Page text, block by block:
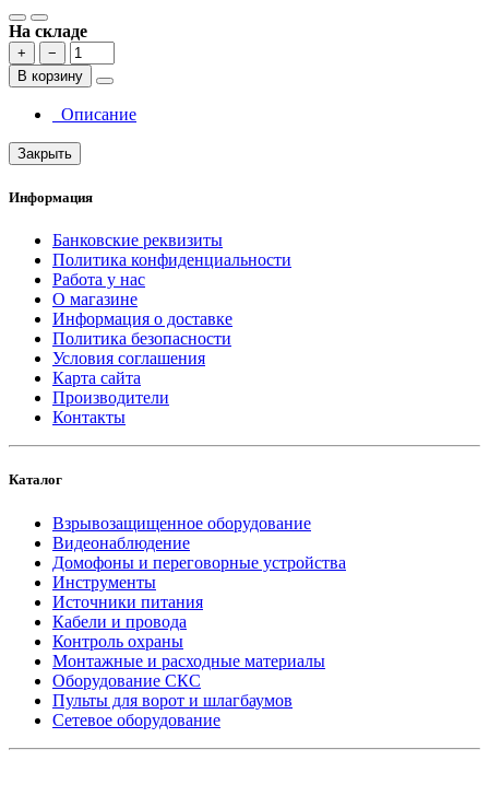
На складе
+
−
В корзину
Описание
Закрыть
Информация
Банковские реквизиты
Политика конфиденциальности
Работа у нас
О магазине
Информация о доставке
Политика безопасности
Условия соглашения
Карта сайта
Производители
Контакты
Каталог
Взрывозащищенное оборудование
Видеонаблюдение
Домофоны и переговорные устройства
Инструменты
Источники питания
Кабели и провода
Контроль охраны
Монтажные и расходные материалы
Оборудование СКС
Пульты для ворот и шлагбаумов
Сетевое оборудование